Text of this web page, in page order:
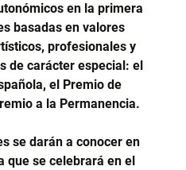
en la primera
basadas en valores
profesionales y
de carácter especial: el
el Premio de
a la Permanencia.
se darán a conocer en
que se celebrará en el